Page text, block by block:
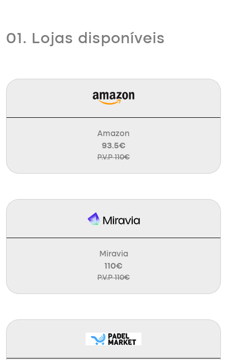
01. Lojas disponíveis
Amazon
93.5€
P.V.P 110€
Miravia
110€
P.V.P 110€